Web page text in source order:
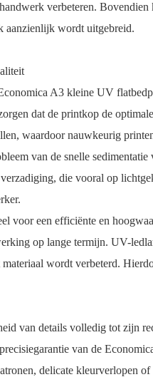
verbeteren.
aanzienlijk wordt uitgebreid.
A3 kleine UV
dat de printkop de
waardoor nauwkeurig
van de snelle
die vooral op
voor een efficiënte en
op lange termijn. UV-
wordt verbeterd.
van details volledig tot zijn
van de
delicate kleurverlopen